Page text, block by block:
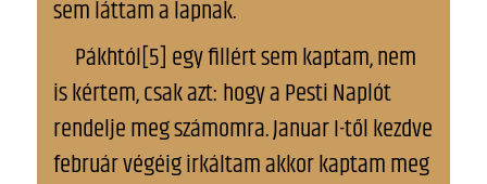
sem láttam a lapnak.
Pákhtól[5] egy fillért sem kaptam, nem
is kértem, csak azt: hogy a Pesti Naplót
rendelje meg számomra. Januar I-től kezdve
február végéig irkáltam akkor kaptam meg